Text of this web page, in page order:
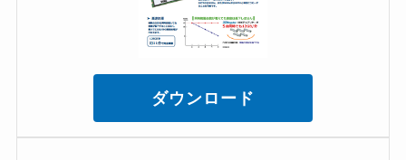
ダウンロード